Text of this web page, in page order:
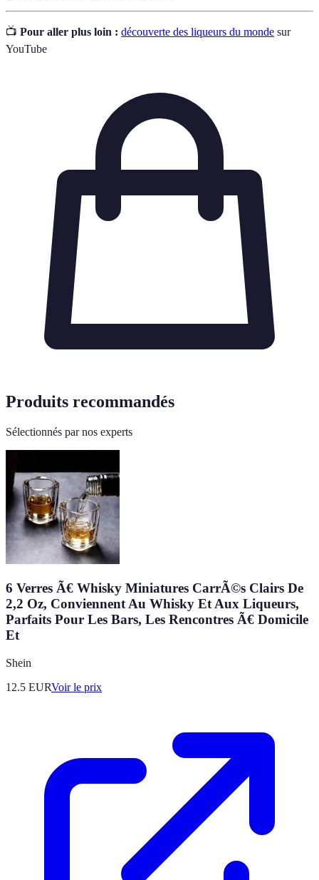
📺 Pour aller plus loin : découverte des liqueurs du monde sur
YouTube
Produits recommandés
Sélectionnés par nos experts
6 Verres Ã€ Whisky Miniatures CarrÃ©s Clairs De
2,2 Oz, Conviennent Au Whisky Et Aux Liqueurs,
Parfaits Pour Les Bars, Les Rencontres Ã€ Domicile
Et
Shein
12.5 EURVoir le prix